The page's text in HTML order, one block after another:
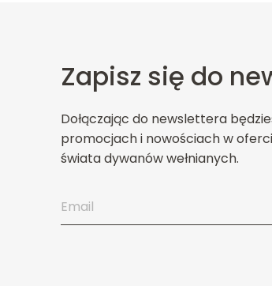
Zapisz się do
Dołączając do newslettera
promocjach i nowościach w
świata dywanów wełnianych.